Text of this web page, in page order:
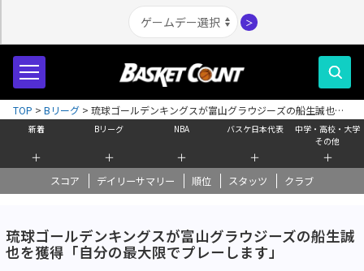
＞
新着
＋
Bリーグ
＋
NBA
＋
バスケ日本代表
＋
中学・高校・大学
その他
＋
スコア デイリーサマリー 順位 スタッツ クラブ
TOP > Bリーグ > 琉球ゴールデンキングスが富山グラウジーズの船生誠也を
獲得「自分の最大限でプレーします」
琉球ゴールデンキングスが富山グラウジーズの船生誠
也を獲得「自分の最大限でプレーします」